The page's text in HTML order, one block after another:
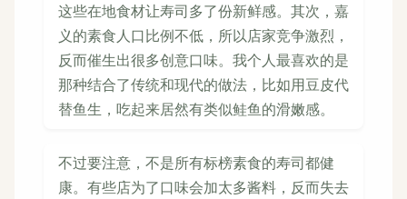
这些在地食材让寿司多了份新鲜感。其次，嘉
义的素食人口比例不低，所以店家竞争激烈，
反而催生出很多创意口味。我个人最喜欢的是
那种结合了传统和现代的做法，比如用豆皮代
替鱼生，吃起来居然有类似鲑鱼的滑嫩感。
不过要注意，不是所有标榜素食的寿司都健
康。有些店为了口味会加太多酱料，反而失去